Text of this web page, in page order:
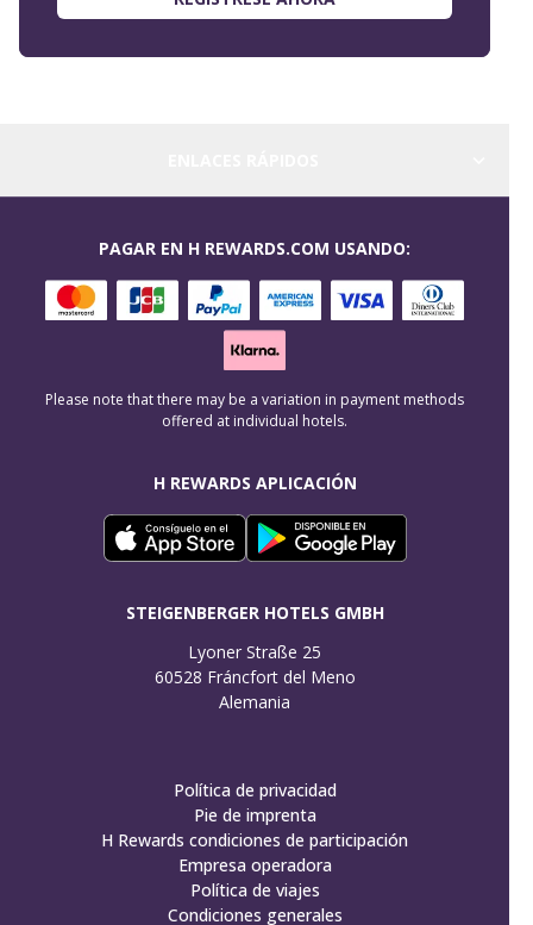
H REWARDS APLICACIÓN
STEIGENBERGER HOTELS GMBH
Lyoner Straße 25
60528 Fráncfort del Meno
Alemania
PAGAR EN H REWARDS.COM USANDO:
Please note that there may be a variation in payment methods
offered at individual hotels.
Política de privacidad
Pie de imprenta
H Rewards condiciones de participación
Empresa operadora
Política de viajes
Condiciones generales